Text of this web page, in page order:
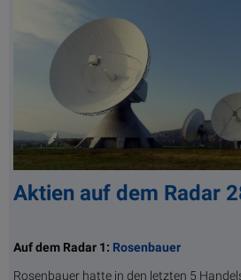
Aktien auf dem Radar
Auf dem Radar 1: Rosenbauer
Rosenbauer hatte in den letzten 5